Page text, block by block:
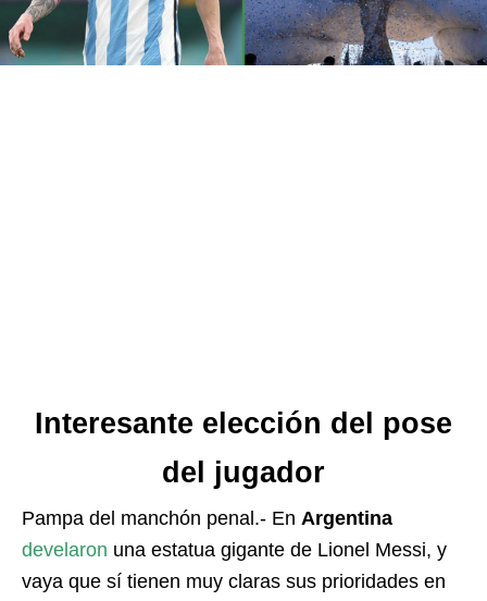
Interesante elección del pose
del jugador
Pampa del manchón penal.- En Argentina
develaron una estatua gigante de Lionel Messi, y
vaya que sí tienen muy claras sus prioridades en